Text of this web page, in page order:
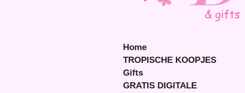
Home
TROPISCHE KOOPJES
Gifts
GRATIS DIGITALE